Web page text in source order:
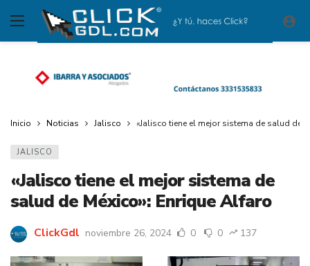
Inicio Noticias Jalisco «Jalisco tiene el mejor sistema de salud de
JALISCO
«Jalisco tiene el mejor sistema de
salud de México»: Enrique Alfaro
ClickGdl noviembre 26, 2024 0 0 137